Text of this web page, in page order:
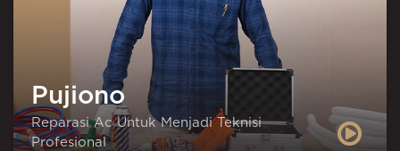
Pujiono
Reparasi Ac Untuk Menjadi Teknisi
Profesional